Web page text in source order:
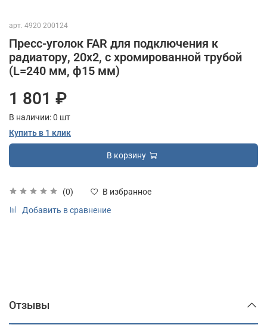
арт. 4920 200124
Пресс-уголок FAR для подключения к
радиатору, 20х2, с хромированной трубой
(L=240 мм, ф15 мм)
(0)
В избранное
Добавить в сравнение
1 801 ₽
В наличии:0 шт
Купить в 1 клик
В корзину
Отзывы